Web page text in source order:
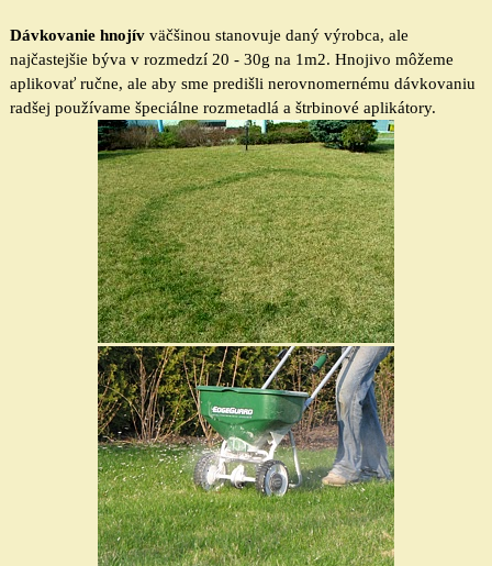
Dávkovanie hnojív väčšinou stanovuje daný výrobca, ale
najčastejšie býva v rozmedzí 20 - 30g na 1m2. Hnojivo môžeme
aplikovať ručne, ale aby sme predišli nerovnomernému dávkovaniu
radšej používame špeciálne rozmetadlá a štrbinové aplikátory.